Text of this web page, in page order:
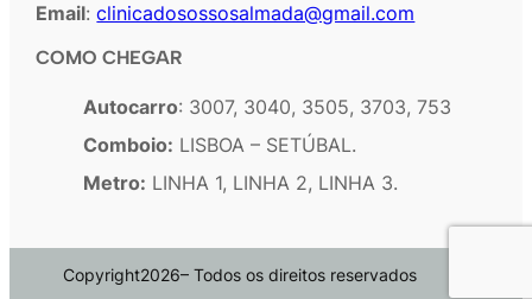
Email:clinicadosossosalmada@gmail.com
COMO CHEGAR
Autocarro: 3007, 3040, 3505, 3703, 753
Comboio: LISBOA – SETÚBAL.
Metro: LINHA 1, LINHA 2, LINHA 3.
Copyright2026– Todos os direitos reservados